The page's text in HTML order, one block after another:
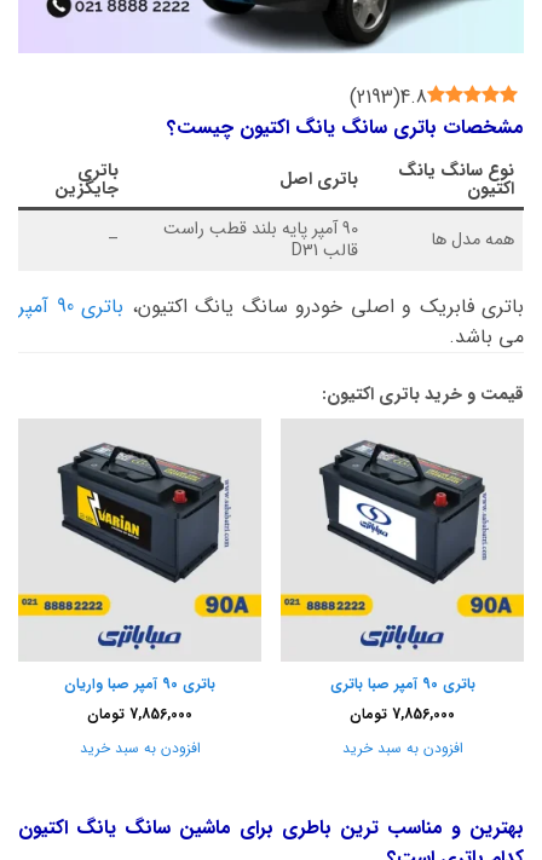
4.8
(
2193
)
مشخصات باتری سانگ یانگ اکتیون چیست؟
نوع سانگ یانگ
اکتیون باتری اصل باتری
جایگزین
همه مدل ها
90 آمپر پایه بلند قطب راست
قالب D31 –
باتری فابریک و اصلی خودرو سانگ یانگ اکتیون، باتری 90 آمپر
می باشد.
قیمت و خرید باتری اکتیون:
باتری 90 آمپر صبا باتری
7,856,000 تومان
افزودن به سبد خرید
باتری 90 آمپر صبا واریان
7,856,000 تومان
افزودن به سبد خرید
بهترین و مناسب ترین باطری برای ماشین سانگ یانگ اکتیون